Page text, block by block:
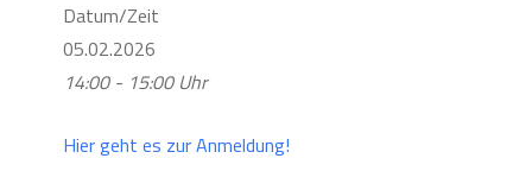
Datum/Zeit
05.02.2026
14:00 - 15:00 Uhr
Hier geht es zur Anmeldung!